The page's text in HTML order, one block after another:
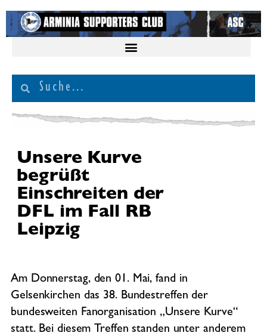
Unsere Kurve
begrüßt
Einschreiten der
DFL im Fall RB
Leipzig
Am Donnerstag, den 01. Mai, fand in
Gelsenkirchen das 38. Bundestreffen der
bundesweiten Fanorganisation „Unsere Kurve“
statt. Bei diesem Treffen standen unter anderem